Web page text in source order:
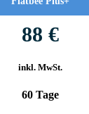
88 €
inkl. MwSt.
60 Tage